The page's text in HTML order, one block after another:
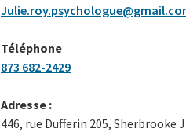
Téléphone
873 682-2429
Adresse :
446, rue Dufferin 205, Sherbrooke